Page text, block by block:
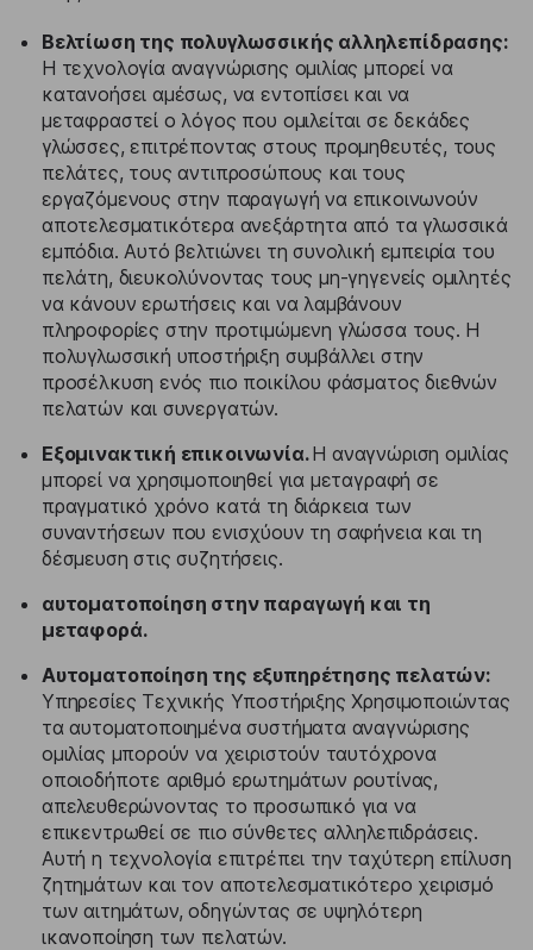
Βελτίωση της πολυγλωσσικής αλληλεπίδρασης:
Η τεχνολογία αναγνώρισης ομιλίας μπορεί να
κατανοήσει αμέσως, να εντοπίσει και να
μεταφραστεί ο λόγος που ομιλείται σε δεκάδες
γλώσσες, επιτρέποντας στους προμηθευτές, τους
πελάτες, τους αντιπροσώπους και τους
εργαζόμενους στην παραγωγή να επικοινωνούν
αποτελεσματικότερα ανεξάρτητα από τα γλωσσικά
εμπόδια. Αυτό βελτιώνει τη συνολική εμπειρία του
πελάτη, διευκολύνοντας τους μη-γηγενείς ομιλητές
να κάνουν ερωτήσεις και να λαμβάνουν
πληροφορίες στην προτιμώμενη γλώσσα τους. Η
πολυγλωσσική υποστήριξη συμβάλλει στην
προσέλκυση ενός πιο ποικίλου φάσματος διεθνών
πελατών και συνεργατών.
Εξομινακτική επικοινωνία.Η αναγνώριση ομιλίας
μπορεί να χρησιμοποιηθεί για μεταγραφή σε
πραγματικό χρόνο κατά τη διάρκεια των
συναντήσεων που ενισχύουν τη σαφήνεια και τη
δέσμευση στις συζητήσεις.
αυτοματοποίηση στην παραγωγή και τη
μεταφορά.
Αυτοματοποίηση της εξυπηρέτησης πελατών:
Υπηρεσίες Τεχνικής Υποστήριξης Χρησιμοποιώντας
τα αυτοματοποιημένα συστήματα αναγνώρισης
ομιλίας μπορούν να χειριστούν ταυτόχρονα
οποιοδήποτε αριθμό ερωτημάτων ρουτίνας,
απελευθερώνοντας το προσωπικό για να
επικεντρωθεί σε πιο σύνθετες αλληλεπιδράσεις.
Αυτή η τεχνολογία επιτρέπει την ταχύτερη επίλυση
ζητημάτων και τον αποτελεσματικότερο χειρισμό
των αιτημάτων, οδηγώντας σε υψηλότερη
ικανοποίηση των πελατών.